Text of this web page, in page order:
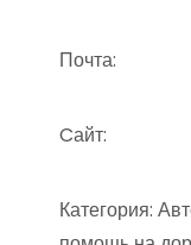
Почта:
Cайт:
Категория: